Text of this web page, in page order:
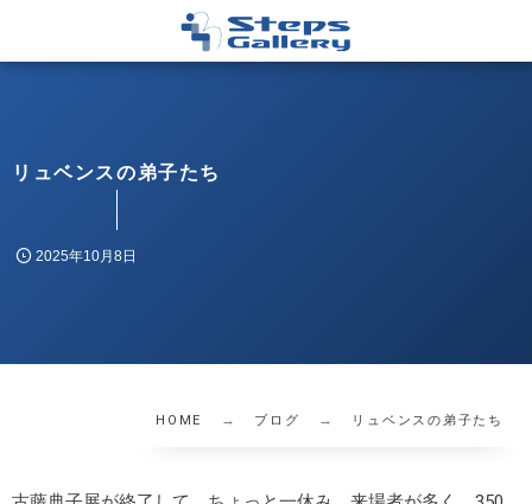
リュベンスの弟子たち
2025年10月8日
HOME ブログ リュベンスの弟子たち